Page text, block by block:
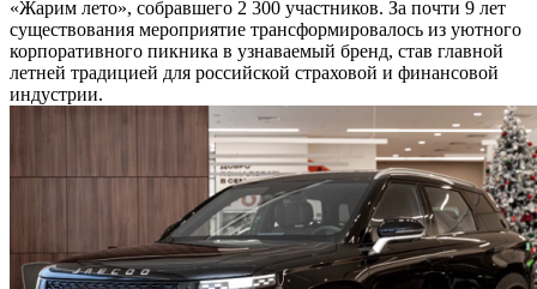
«Жарим лето», собравшего 2 300 участников. За почти 9 лет
существования мероприятие трансформировалось из уютного
корпоративного пикника в узнаваемый бренд, став главной
летней традицией для российской страховой и финансовой
индустрии.